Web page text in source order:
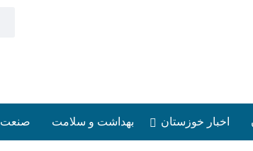
اخبار خوزستان بهداشت و سلامت صنعت